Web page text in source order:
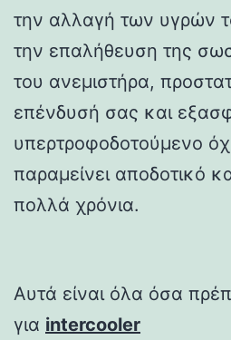
την αλλαγή των υγρών
την επαλήθευση της
του ανεμιστήρα,
επένδυσή σας και
υπερτροφοδοτούμενο
παραμείνει αποδοτικό
πολλά χρόνια.
Αυτά είναι όλα όσα
για intercooler